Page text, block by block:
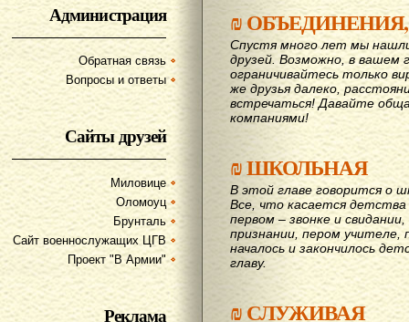
Администрация
Обратная связь
Вопросы и ответы
Сайты друзей
Миловице
Оломоуц
Брунталь
Сайт военнослужащих ЦГВ
Проект "В Армии"
Реклама
₪
Спустя много лет мы
друзей. Возможно, в вашем
ограничивайтесь только
же друзья далеко,
вcтречаться! Давайте
компаниями!
₪ШКОЛЬНАЯ
В этой главе говорится о
Все, что касается
первом – звонке и
признании, пером учителе,
началось и закончилось
главу.
₪СЛУЖИВАЯ